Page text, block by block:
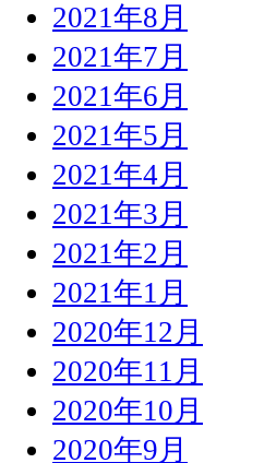
2021年8月
2021年7月
2021年6月
2021年5月
2021年4月
2021年3月
2021年2月
2021年1月
2020年12月
2020年11月
2020年10月
2020年9月